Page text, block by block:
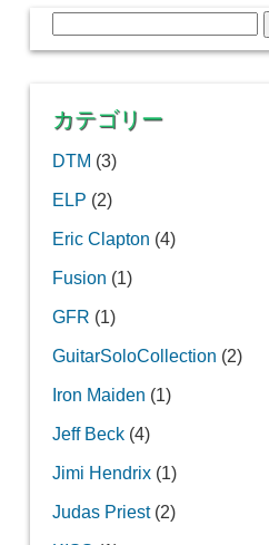
索:
カテゴリー
DTM (3)
ELP (2)
Eric Clapton (4)
Fusion (1)
GFR (1)
GuitarSoloCollection (2)
Iron Maiden (1)
Jeff Beck(4)
Jimi Hendrix(1)
Judas Priest(2)